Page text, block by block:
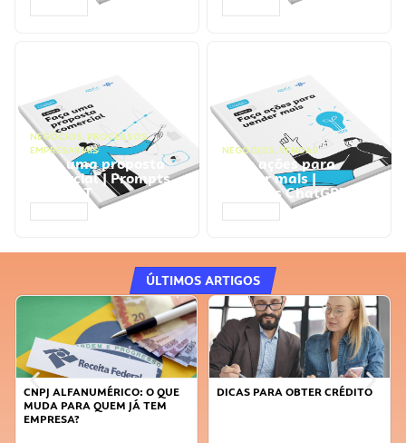
NEGÓCIOS, PROCESSOS
EMPRESARIAIS
Faça uma proposta
comercial | Prompts
ChatGPT
NEGÓCIOS, VENDAS
Faça ações para
vender mais |
Prompts ChatGPT
ÚLTIMOS ARTIGOS
O QUE
JÁ TEM
DICAS PARA OBTER CRÉDITO
FAÇA A DIFERENÇA: